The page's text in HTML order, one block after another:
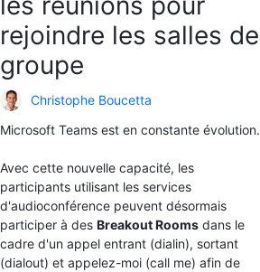
rejoindre les salles de
groupe
Christophe Boucetta
Microsoft Teams est en constante évolution.
Avec cette nouvelle capacité, les
participants utilisant les services
d'audioconférence peuvent désormais
participer à des Breakout Rooms dans le
cadre d'un appel entrant (dialin), sortant
(dialout) et appelez-moi (call me) afin de